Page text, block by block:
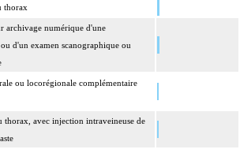
thorax
archivage numérique d'une
d'un examen scanographique ou
ou locorégionale complémentaire
thorax, avec injection intraveineuse de